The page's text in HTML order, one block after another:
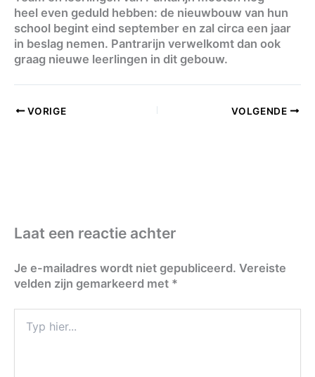
heel even geduld hebben: de nieuwbouw van hun
school begint eind september en zal circa een jaar
in beslag nemen. Pantrarijn verwelkomt dan ook
graag nieuwe leerlingen in dit gebouw.
VORIGE VOLGENDE
Laat een reactie achter
Je e-mailadres wordt niet gepubliceerd. Vereiste
velden zijn gemarkeerd met *
hier...